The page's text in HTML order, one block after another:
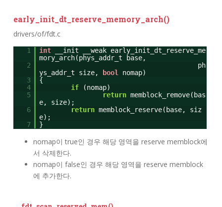
early_init_dt_reserve_memory_arch()
drivers/of/fdt.c
1 int
__init __weak early_init_dt_reserve_me
mory_arch(phys_addr_t base,
2
ph
ys_addr_t size,
bool
nomap)
3
{
4
if
(nomap)
5
return memblock_remove(bas
e, size);
6
return memblock_reserve(base, siz
e);
7
}
nomap이 true인 경우 해당 영역을 reserve memblock에
서 삭제한다.
nomap이 false인 경우 해당 영역을 reserve memblock
에 추가한다.